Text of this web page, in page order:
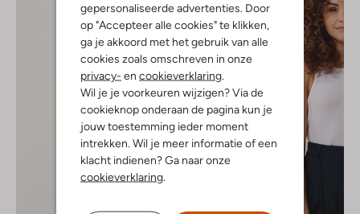
gepersonaliseerde advertenties. Door
op "Accepteer alle cookies" te klikken,
ga je akkoord met het gebruik van alle
cookies zoals omschreven in onze
privacy- en cookieverklaring.
Wil je je voorkeuren wijzigen? Via de
cookieknop onderaan de pagina kun je
jouw toestemming ieder moment
intrekken. Wil je meer informatie of een
klacht indienen? Ga naar onze
cookieverklaring.